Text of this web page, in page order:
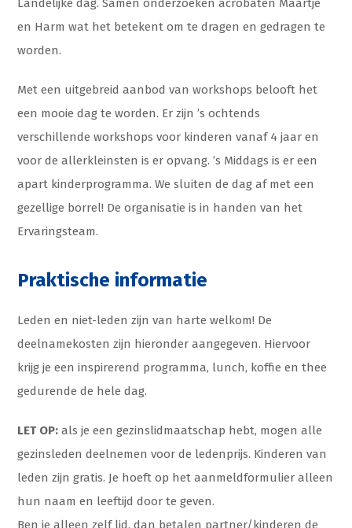
en Harm wat het betekent om te dragen en gedragen te
worden.
Met een uitgebreid aanbod van workshops belooft het
een mooie dag te worden. Er zijn ’s ochtends
verschillende workshops voor kinderen vanaf 4 jaar en
voor de allerkleinsten is er opvang. ’s Middags is er een
apart kinderprogramma. We sluiten de dag af met een
gezellige borrel! De organisatie is in handen van het
Ervaringsteam.
Praktische informatie
Leden en niet-leden zijn van harte welkom! De
deelnamekosten zijn hieronder aangegeven. Hiervoor
krijg je een inspirerend programma, lunch, koffie en thee
gedurende de hele dag.
LET OP:als je een gezinslidmaatschap hebt, mogen alle
gezinsleden deelnemen voor de ledenprijs. Kinderen van
leden zijn gratis. Je hoeft op het aanmeldformulier alleen
hun naam en leeftijd door te geven.
Ben je alleen zelf lid, dan betalen partner/kinderen de